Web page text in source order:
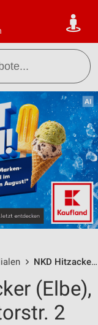
NKD Hitzacker (Elbe) / Drawehnertorstr. 2 - Öffnungszeiten & Adresse
(Elbe),
2